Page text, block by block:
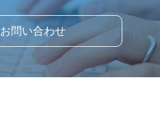
お問い合わせ